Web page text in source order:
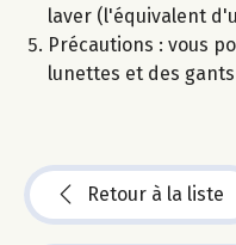
laver (l'équivalent
Précautions : vous
lunettes et des
Retour à la liste